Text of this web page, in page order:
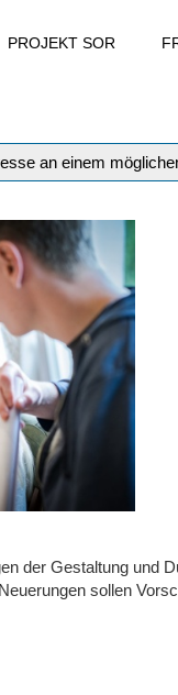
PROJEKT SOR
an einem
der Gestaltung und
sollen